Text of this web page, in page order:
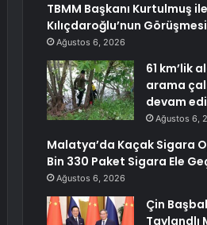
TBMM Başkanı Kurtulmuş ile
Kılıçdaroğlu’nun
Ağustos 6, 2026
61 km’lik
arama
devam
Ağustos 6,
Malatya’da Kaçak Sigara
Bin 330 Paket Sigara Ele
Ağustos 6, 2026
Çin
Taylandlı